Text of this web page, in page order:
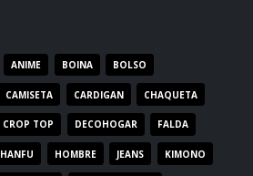
ANIME BOINA BOLSO
CAMISETA CARDIGAN CHAQUETA
CROP TOP DECOHOGAR FALDA
HANFU HOMBRE JEANS KIMONO